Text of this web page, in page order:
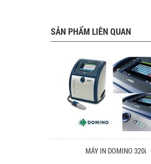
SẢN PHẨM LIÊN QUAN
MÁY IN DOMINO 320i